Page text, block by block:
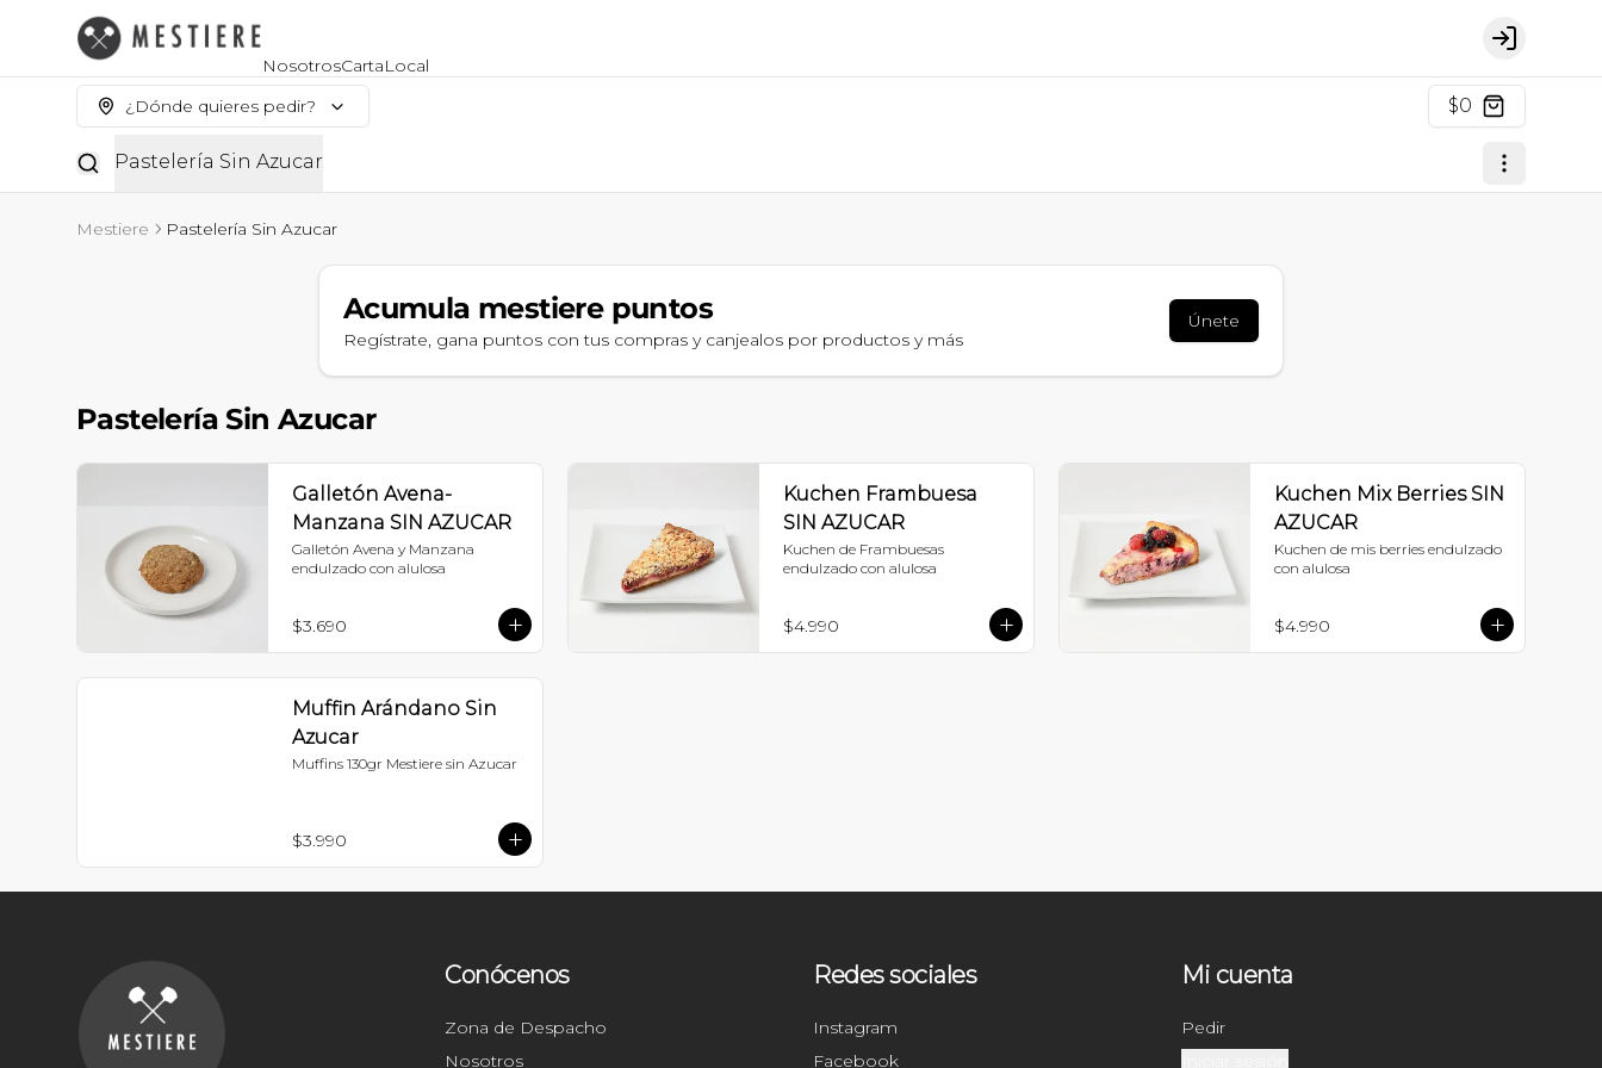
NosotrosCartaLocal
Login
¿Dónde quieres pedir? $0
Pastelería Sin Azucar
Mestiere Pastelería Sin Azucar
Acumula mestiere puntos
Regístrate, gana puntos con tus compras y canjealos por productos y más
Únete
Pastelería Sin Azucar
Galletón Avena-
Manzana SIN AZUCAR
Galletón Avena y Manzana
endulzado con alulosa
$3.690
Kuchen Frambuesa
SIN AZUCAR
Kuchen de Frambuesas
endulzado con alulosa
$4.990
Kuchen Mix Berries SIN
AZUCAR
Kuchen de mis berries endulzado
con alulosa
$4.990
Muffin Arándano Sin
Azucar
Muffins 130gr Mestiere sin Azucar
$3.990
Conócenos
Zona de Despacho
Nosotros
Redes sociales
Instagram
Facebook
Mi cuenta
Pedir